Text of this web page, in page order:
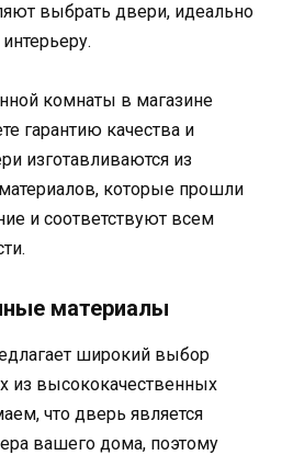
выбрать двери, идеально
комнаты в магазине
гарантию качества и
изготавливаются из
которые прошли
и соответствуют всем
материалы
широкий выбор
из высококачественных
что дверь является
вашего дома, поэтому